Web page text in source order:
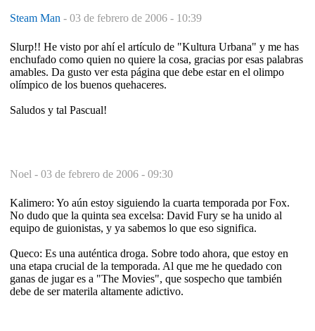
Steam Man - 03 de febrero de 2006 - 10:39
Slurp!! He visto por ahí el artículo de "Kultura Urbana" y me has
enchufado como quien no quiere la cosa, gracias por esas palabras
amables. Da gusto ver esta página que debe estar en el olimpo
olímpico de los buenos quehaceres.
Saludos y tal Pascual!
Noel - 03 de febrero de 2006 - 09:30
Kalimero: Yo aún estoy siguiendo la cuarta temporada por Fox.
No dudo que la quinta sea excelsa: David Fury se ha unido al
equipo de guionistas, y ya sabemos lo que eso significa.
Queco: Es una auténtica droga. Sobre todo ahora, que estoy en
una etapa crucial de la temporada. Al que me he quedado con
ganas de jugar es a "The Movies", que sospecho que también
debe de ser materila altamente adictivo.